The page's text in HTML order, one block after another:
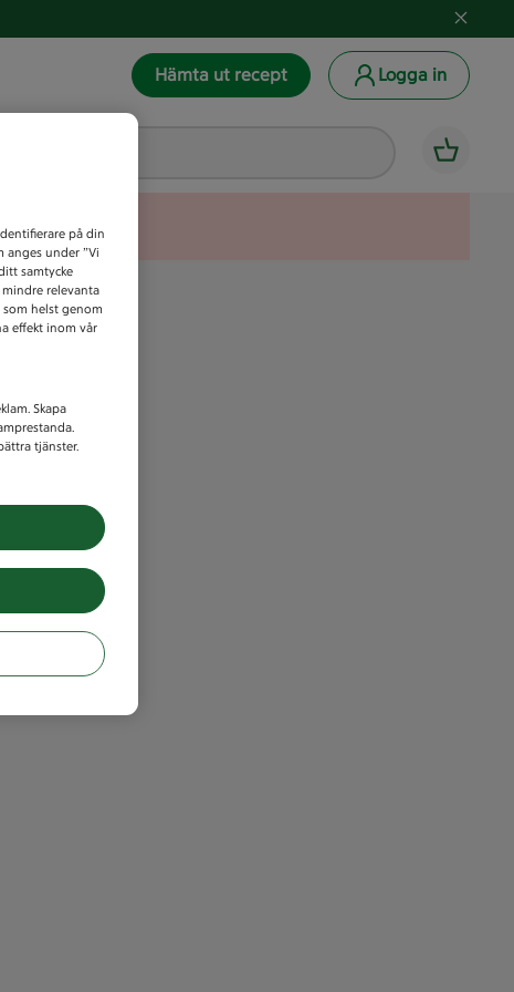
Hämta ut recept Logga in
på din
anges under ”Vi
samtycke
mindre relevanta
helst genom
effekt inom vår
Skapa
tjänster.